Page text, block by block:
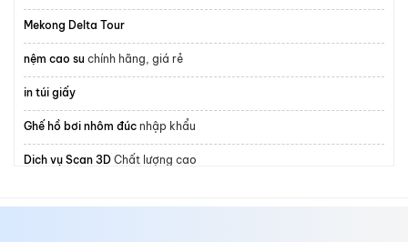
Mekong Delta Tour
nệm cao su chính hãng, giá rẻ
in túi giấy
Ghế hồ bơi nhôm đúc nhập khẩu
Dịch vụ Scan 3D Chất lượng cao